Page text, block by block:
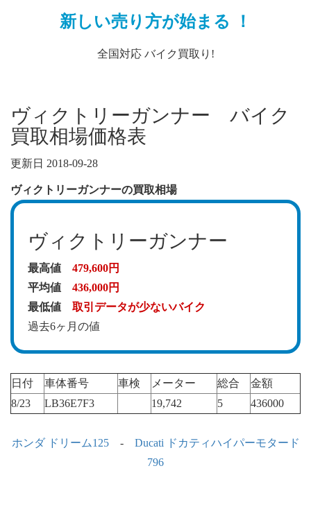
新しい売り方が始まる ！
全国対応 バイク買取り!
ヴィクトリーガンナー バイク
買取相場価格表
更新日 2018-09-28
ヴィクトリーガンナーの買取相場
ヴィクトリーガンナー
最高値 479,600円
平均値 436,000円
最低値 取引データが少ないバイク
過去6ヶ月の値
日付 車体番号 車検 メーター 総合
金額
8/23
LB36E7F3 19,742 5 436000
ホンダ ドリーム125- Ducati ドカティハイパーモタード
796